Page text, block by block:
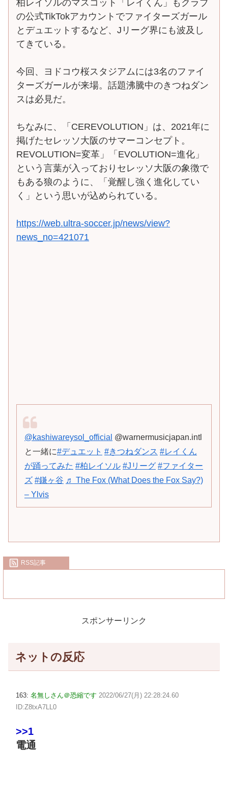
柏レイソルのマスコット「レイくん」もクラブ
の公式TikTokアカウントでファイターズガール
とデュエットするなど、Jリーグ界にも波及し
てきている。
今回、ヨドコウ桜スタジアムには3名のファイ
ターズガールが来場。話題沸騰中のきつねダン
スは必見だ。
ちなみに、「CEREVOLUTION」は、2021年に
掲げたセレッソ大阪のサマーコンセプト。
REVOLUTION=変革」「EVOLUTION=進化」
という言葉が入っておりセレッソ大阪の象徴で
もある狼のように、「覚醒し強く進化してい
く」という思いが込められている。
https://web.ultra-soccer.jp/news/view?
news_no=421071
@kashiwareysol_official @warnermusicjapan.intl
と一緒に#デュエット #きつねダンス #レイくん
が踊ってみた #柏レイソル #Jリーグ #ファイター
ズ #鎌ヶ谷 ♬ The Fox (What Does the Fox Say?)
– Ylvis
RSS記事
スポンサーリンク
ネットの反応
163: 名無しさん＠恐縮です 2022/06/27(月) 22:28:24.60
ID:Z8txA7LL0
>>1
電通